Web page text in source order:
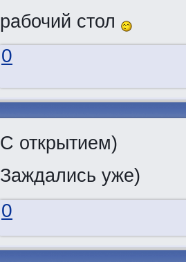
рабочий стол
0
С открытием)
Заждались уже)
0